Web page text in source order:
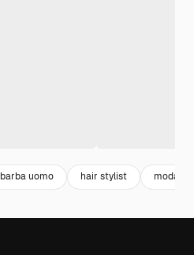
barba uomo hair stylist moda